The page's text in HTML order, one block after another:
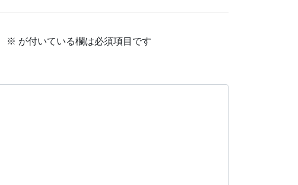
※ が付いている欄は必須項目です